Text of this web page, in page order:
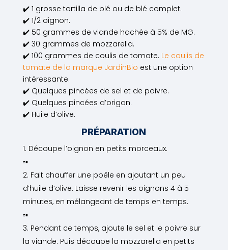
✔️ 1 grosse tortilla de blé ou de blé complet.
✔️ 1/2 oignon.
✔️ 50 grammes de viande hachée à 5% de MG.
✔️ 30 grammes de mozzarella.
✔️ 100 grammes de coulis de tomate. Le coulis de
tomate de la marque JardinBio est une option
intéressante.
✔️ Quelques pincées de sel et de poivre.
✔️ Quelques pincées d’origan.
✔️ Huile d’olive.
PRÉPARATION
Découpe l’oignon en petits morceaux.
▫️▪
Fait chauffer une poêle en ajoutant un peu
d’huile d’olive. Laisse revenir les oignons 4 à 5
minutes, en mélangeant de temps en temps.
▫️▪
Pendant ce temps, ajoute le sel et le poivre sur
la viande. Puis découpe la mozzarella en petits